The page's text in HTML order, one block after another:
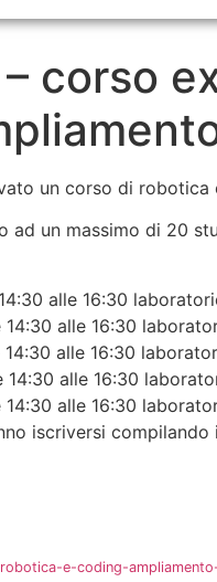
corso
un corso di
ad un massimo di 20
alle 16:30
14:30 alle 16:30
14:30 alle 16:30
14:30 alle 16:30
14:30 alle 16:30
iscriversi compilando
e-coding-